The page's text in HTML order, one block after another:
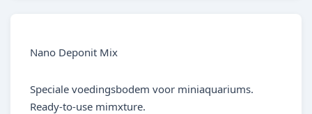
Nano Deponit Mix
Speciale voedingsbodem voor miniaquariums.
Ready-to-use mimxture.